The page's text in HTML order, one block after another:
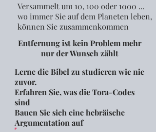
Versammelt um 10, 100 oder 1000 ...
wo immer Sie auf dem Planeten leben,
können Sie zusammenkommen
Entfernung ist kein Problem mehr
nur der Wunsch zählt
Lerne die Bibel zu studieren wie nie
zuvor.
Erfahren Sie, was die Tora-Codes
sind
Bauen Sie sich eine hebräische
Argumentation auf